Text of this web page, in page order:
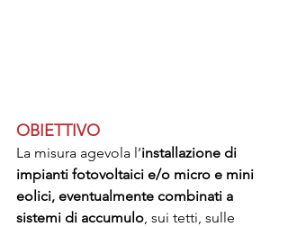
OBIETTIVO
La misura agevola l’installazione di
impianti fotovoltaici e/o micro e mini
eolici, eventualmente combinati a
sistemi di accumulo , sui tetti, sulle